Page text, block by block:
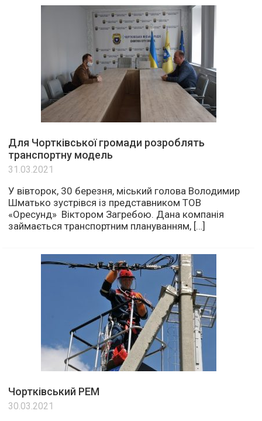
Для Чортківської громади розроблять
транспортну модель
31.03.2021
У вівторок, 30 березня, міський голова Володимир
Шматько зустрівся із представником ТОВ
«Оресунд» Віктором Загребою. Дана компанія
займається транспортним плануванням, […]
Чортківський РЕМ
30.03.2021